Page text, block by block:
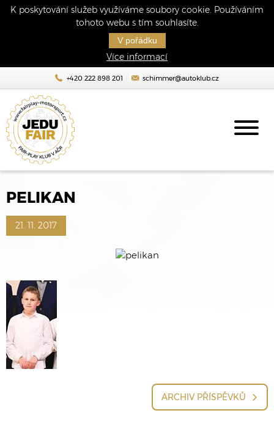
K poskytování služeb využíváme soubory cookie. Používáním
tohoto webu s tím souhlasíte.
V pořádku
Více informací
+420 222 898 201 schimmer@autoklub.cz
PELIKAN
21. 11. 2017
ARCHIV PŘÍSPĚVKŮ